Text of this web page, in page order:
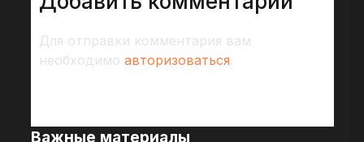
Для отправки комментария вам
необходимо авторизоваться.
Важные материалы